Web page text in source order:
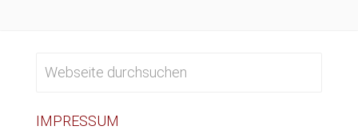
IMPRESSUM